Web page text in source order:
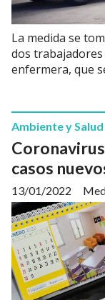
La medida se
dos
enfermera, que
casos
Ambiente y Salud
13/01/2022